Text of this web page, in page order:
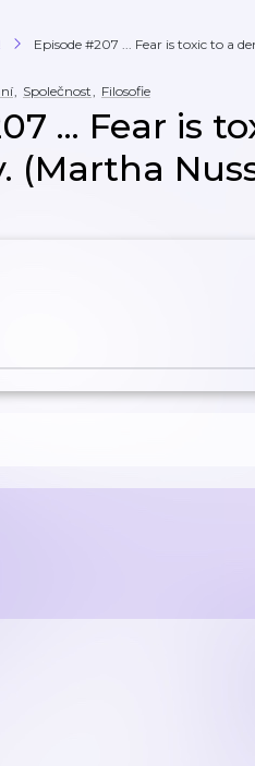
Episode #207 ... Fear is toxic to a
, Společnost, Filosofie
... Fear is
(Martha